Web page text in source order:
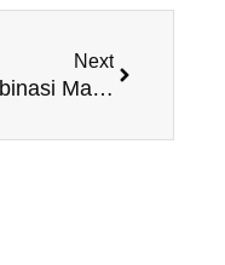
Next
Kombinasi Madu dan Kayu Manis: Ramuan Legendaris yang Terbukti Manjur